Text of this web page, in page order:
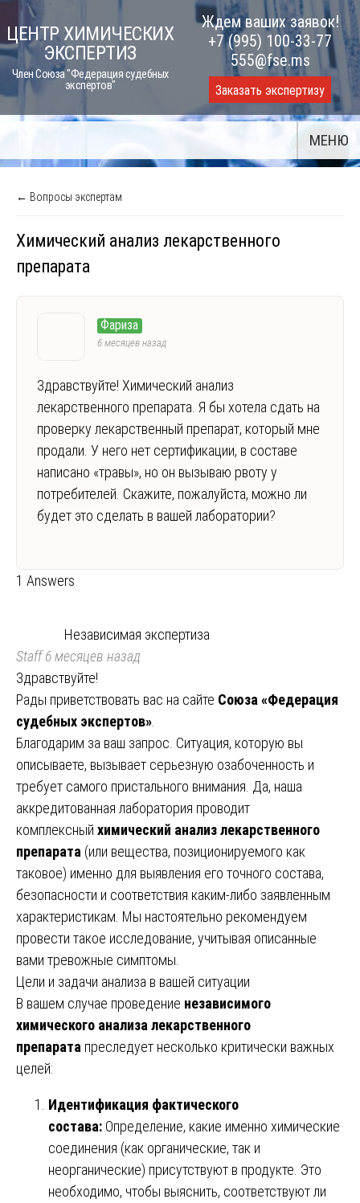
Skip
to
content
ЦЕНТР ХИМИЧЕСКИХ
ЭКСПЕРТИЗ
Член Союза "Федерация судебных
экспертов"
Ждем ваших заявок!
+7 (995) 100-33-77
555@fse.ms
Заказать экспертизу
МЕНЮ
← Вопросы экспертам
Химический анализ лекарственного
препарата
Фариза
6 месяцев назад
Здравствуйте! Химический анализ
лекарственного препарата. Я бы хотела сдать на
проверку лекарственный препарат, который мне
продали. У него нет сертификации, в составе
написано «травы», но он вызываю рвоту у
потребителей. Скажите, пожалуйста, можно ли
будет это сделать в вашей лаборатории?
1 Answers
Независимая экспертиза
Staff6 месяцев назад
Здравствуйте!
Рады приветствовать вас на сайте Союза «Федерация
судебных экспертов»
Благодарим за ваш запрос. Ситуация, которую вы
описываете, вызывает серьезную озабоченность и
требует самого пристального внимания. Да, наша
аккредитованная лаборатория проводит
комплексный химический анализ лекарственного
препарата (или вещества, позиционируемого как
таковое) именно для выявления его точного состава,
безопасности и соответствия каким-либо заявленным
характеристикам. Мы настоятельно рекомендуем
провести такое исследование, учитывая описанные
вами тревожные симптомы.
Цели и задачи анализа в вашей ситуации
В вашем случае проведение независимого
химического анализа лекарственного
препарата преследует несколько критически важных
целей:
Идентификация фактического
состава: Определение, какие именно химические
соединения (как органические, так и
неорганические) присутствуют в продукте. Это
необходимо, чтобы выяснить, соответствуют ли